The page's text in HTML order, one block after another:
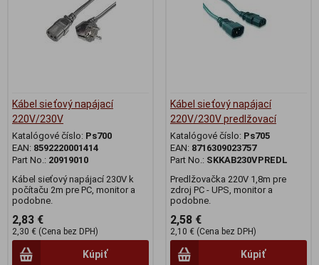
Kábel sieťový napájací
220V/230V
Katalógové číslo: Ps700
EAN: 8592220001414
Part No.: 20919010
Kábel sieťový napájací 230V k
počítaču 2m pre PC, monitor a
podobne.
2,83 €
2,30 € (Cena bez DPH)
Kúpiť
Kábel sieťový napájací
220V/230V predlžovací
Katalógové číslo: Ps705
EAN: 8716309023757
Part No.: SKKAB230VPREDL
Predlžovačka 220V 1,8m pre
zdroj PC - UPS, monitor a
podobne.
2,58 €
2,10 € (Cena bez DPH)
Kúpiť